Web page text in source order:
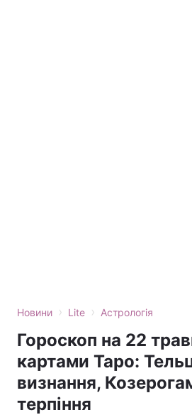
Новини › Lite › Астрологія
Гороскоп на 22
картами Таро:
визнання,
терпіння